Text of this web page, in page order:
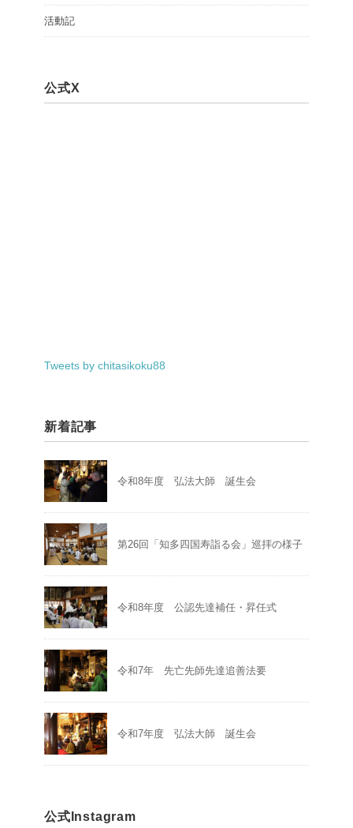
活動記
公式X
Tweets by chitasikoku88
新着記事
令和8年度 弘法大師 誕生会
第26回「知多四国寿詣る会」巡拝の様子
令和8年度 公認先達補任・昇任式
令和7年 先亡先師先達追善法要
令和7年度 弘法大師 誕生会
公式Instagram